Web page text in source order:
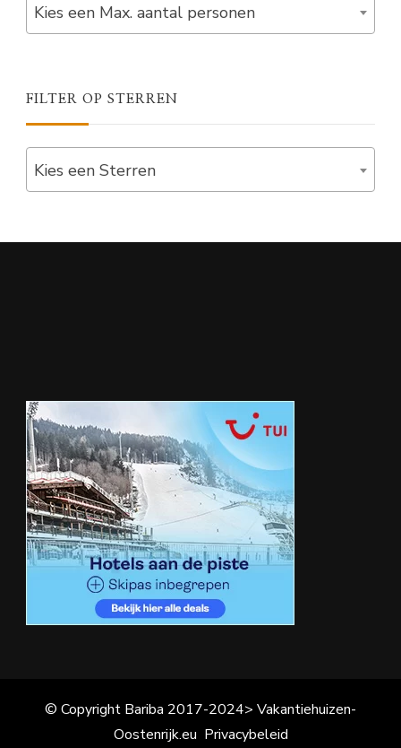
Kies een Max. aantal personen
FILTER OP STERREN
Kies een Sterren
© Copyright Bariba 2017-2024> Vakantiehuizen-
Oostenrijk.eu Privacybeleid